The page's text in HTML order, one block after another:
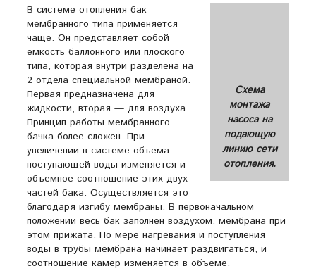
Схема
монтажа
насоса на
подающую
линию сети
отопления.
В системе отопления бак
мембранного типа применяется
чаще. Он представляет собой
емкость баллонного или плоского
типа, которая внутри разделена на
2 отдела специальной мембраной.
Первая предназначена для
жидкости, вторая — для воздуха.
Принцип работы мембранного
бачка более сложен. При
увеличении в системе объема
поступающей воды изменяется и
объемное соотношение этих двух
частей бака. Осуществляется это
благодаря изгибу мембраны. В первоначальном
положении весь бак заполнен воздухом, мембрана при
этом прижата. По мере нагревания и поступления
воды в трубы мембрана начинает раздвигаться, и
соотношение камер изменяется в объеме.